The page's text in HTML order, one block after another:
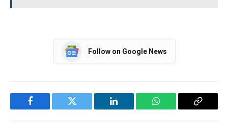
Follow on Google News
Facebook Twitter LinkedIn WhatsApp Copy